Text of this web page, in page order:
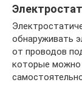
обнаруживать
от проводов
которые можно